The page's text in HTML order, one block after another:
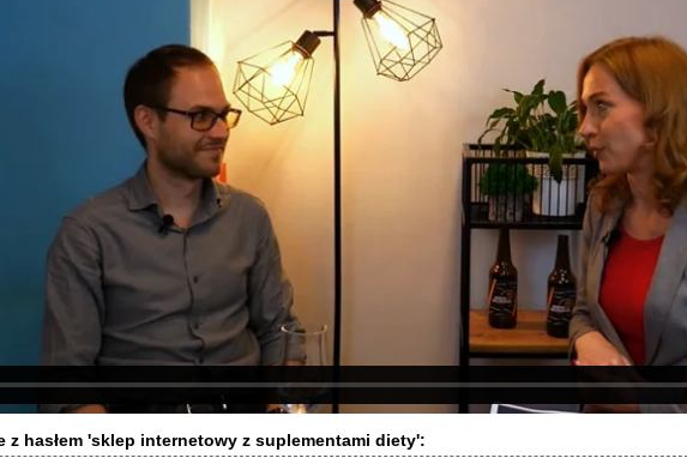
z hasłem 'sklep internetowy z suplementami diety':